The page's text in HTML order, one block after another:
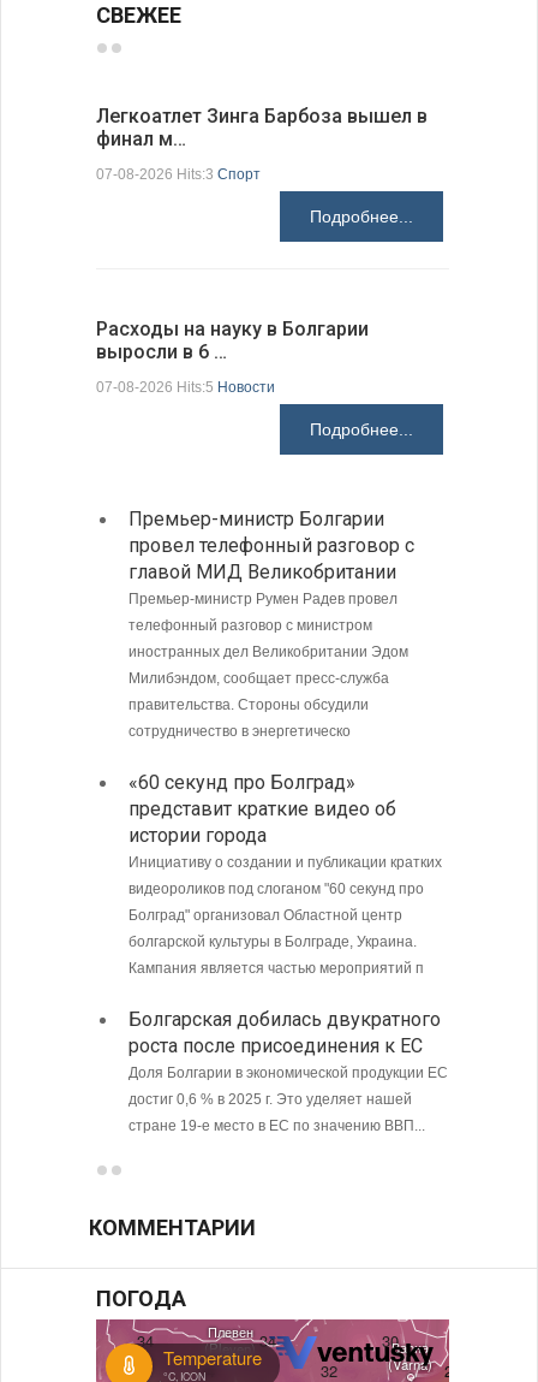
СВЕЖЕЕ
Легкоатлет Зинга Барбоза вышел в
финал м…
07-08-2026 Hits:3 Спорт
Подробнее...
Расходы на науку в Болгарии
выросли в 6 …
07-08-2026 Hits:5 Новости
Подробнее...
Премьер-министр Болгарии
провел телефонный разговор с
главой МИД Великобритании
Премьер-министр Румен Радев провел
телефонный разговор с министром
иностранных дел Великобритании Эдом
Милибэндом, сообщает пресс-служба
правительства. Стороны обсудили
сотрудничество в энергетическо
«60 секунд про Болград»
представит краткие видео об
истории города
Инициативу о создании и публикации кратких
видеороликов под слоганом "60 секунд про
Болград" организовал Областной центр
болгарской культуры в Болграде, Украина.
Кампания является частью мероприятий п
Болгарская добилась двукратного
роста после присоединения к ЕС
Доля Болгарии в экономической продукции ЕС
достиг 0,6 % в 2025 г. Это уделяет нашей
стране 19-е место в ЕС по значению ВВП...
КОММЕНТАРИИ
ПОГОДА